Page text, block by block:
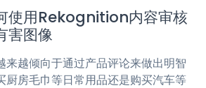
i
l
e
g
r
m
t
s
p
s
e
e
r
a
o
e
使用Rekognition内容审核
害图像
来越倾向于通过产品评论来做出明智
厨房毛巾等日常用品还是购买汽车等